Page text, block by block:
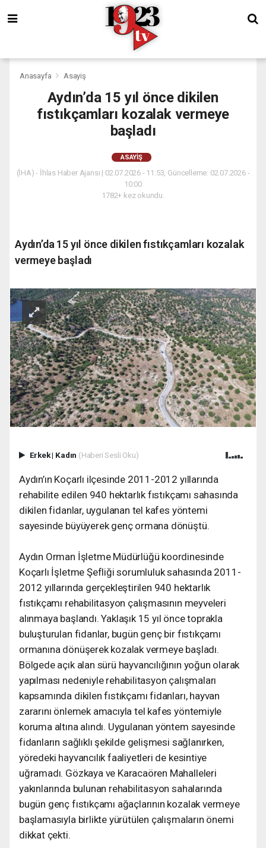
Anasayfa Asayiş
Aydın’da 15 yıl önce dikilen
fıstıkçamları kozalak vermeye
başladı
ASAYIŞ
(İHA) - İhlas Haber Ajansı | 02.07.2026 - 11:53, Güncelleme: 02.07.2026 -
10:00
1782+ kez okundu.
Aydın’da 15 yıl önce dikilen fıstıkçamları kozalak
vermeye başladı
Erkek| Kadın (Haberi Sesli Oku)
Aydın’ın Koçarlı ilçesinde 2011-2012 yıllarında
rehabilite edilen 940 hektarlık fıstıkçamı sahasında
dikilen fidanlar, uygulanan tel kafes yöntemi
sayesinde büyüyerek genç ormana dönüştü.
Aydın Orman İşletme Müdürlüğü koordinesinde
Koçarlı İşletme Şefliği sorumluluk sahasında 2011-
2012 yıllarında gerçekleştirilen 940 hektarlık
fıstıkçamı rehabilitasyon çalışmasının meyveleri
alınmaya başlandı. Yaklaşık 15 yıl önce toprakla
buluşturulan fidanlar, bugün genç bir fıstıkçamı
ormanına dönüşerek kozalak vermeye başladı.
Bölgede açık alan sürü hayvancılığının yoğun olarak
yapılması nedeniyle rehabilitasyon çalışmaları
kapsamında dikilen fıstıkçamı fidanları, hayvan
zararını önlemek amacıyla tel kafes yöntemiyle
koruma altına alındı. Uygulanan yöntem sayesinde
fidanların sağlıklı şekilde gelişmesi sağlanırken,
yöredeki hayvancılık faaliyetleri de kesintiye
uğramadı. Gözkaya ve Karacaören Mahalleleri
yakınlarında bulunan rehabilitasyon sahalarında
bugün genç fıstıkçamı ağaçlarının kozalak vermeye
başlamasıyla birlikte yürütülen çalışmaların önemi
dikkat çekti.